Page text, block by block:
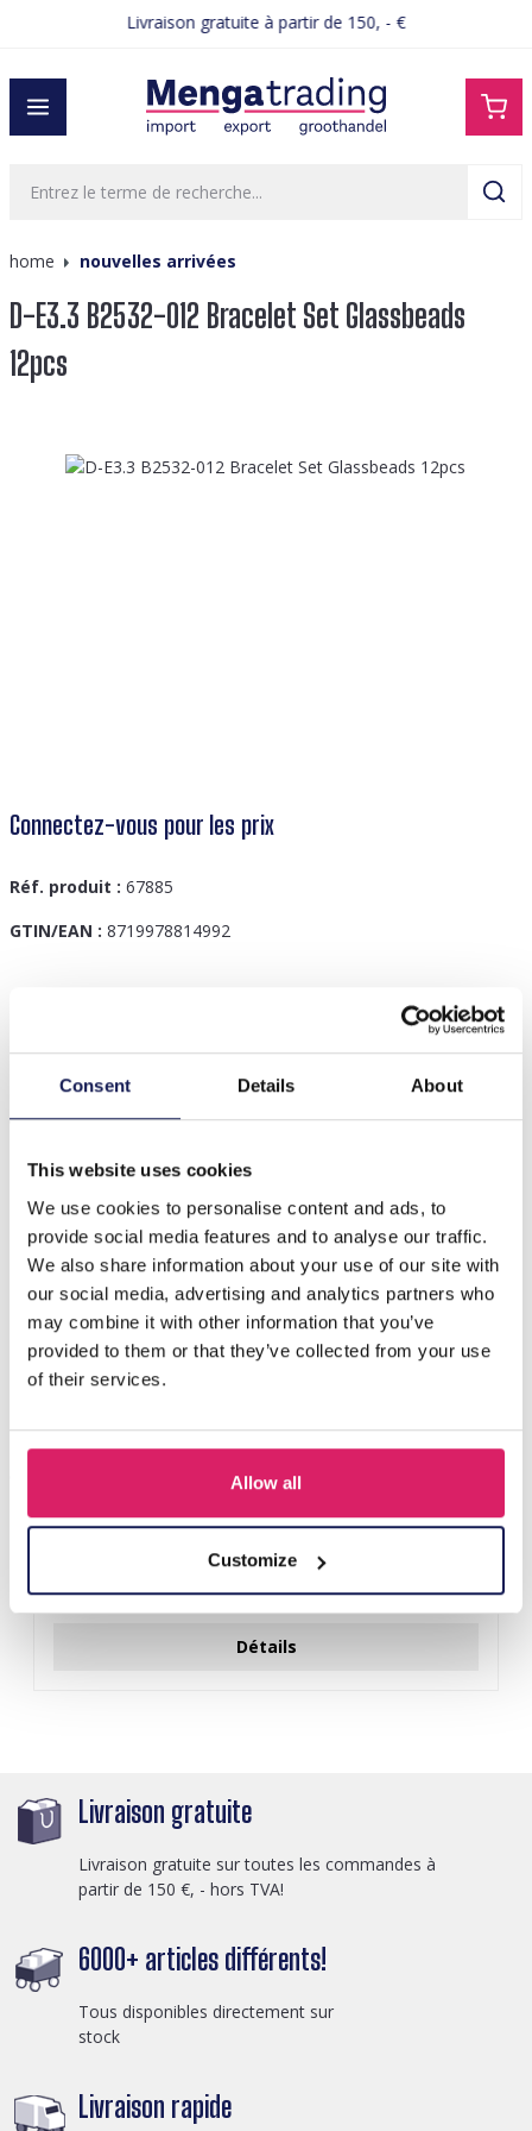
Consent Details About
This website uses cookies
We use cookies to personalise content and ads, to
provide social media features and to analyse our traffic.
We also share information about your use of our site with
our social media, advertising and analytics partners who
may combine it with other information that you’ve
provided to them or that they’ve collected from your use
of their services.
Allow all
Customize
Livraison gratuite à partir de 150, - €
home nouvelles arrivées
D-E3.3 B2532-012 Bracelet Set Glassbeads
12pcs
Ignorer la galerie d'images
Connectez-vous pour les prix
Réf. produit : 67885
GTIN/EAN : 8719978814992
012, une superbe collection de 12 bracelets de perles en
verre exquis qu…Plus
D'autres ont acheté aussi
Q-D7.2 T2405-016 Knitted Positive Chicken 8.5cm
Connectez-vous pour les prix
Détails
Livraison gratuite
Livraison gratuite sur toutes les commandes à
partir de 150 €, - hors TVA!
6000+ articles différents!
Tous disponibles directement sur
stock
Livraison rapide